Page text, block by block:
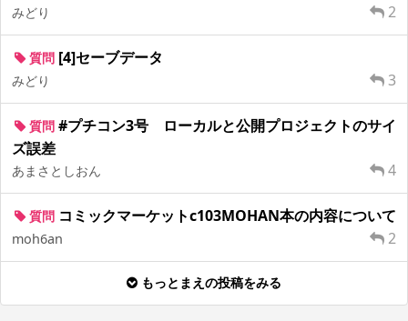
みどり 2
質問 [4]セーブデータ
みどり 3
質問 #プチコン3号 ローカルと公開プロジェクトのサイ
ズ誤差
あまさとしおん 4
質問 コミックマーケットc103MOHAN本の内容について
moh6an 2
もっとまえの投稿をみる